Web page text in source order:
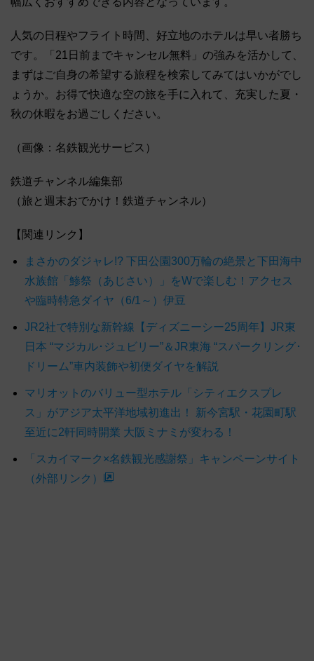
人気の日程やフライト時間、好立地のホテルは早い者勝ち
です。「21日前までキャンセル無料」の強みを活かして、
まずはご自身の希望する旅程を検索してみてはいかがでし
ょうか。お得で快適な空の旅を手に入れて、充実した夏・
秋の休暇をお過ごしください。
（画像：名鉄観光サービス）
鉄道チャンネル編集部
（旅と週末おでかけ！鉄道チャンネル）
【関連リンク】
まさかのダジャレ!? 下田公園300万輪の絶景と下田海中
水族館「鯵祭（あじさい）」をWで楽しむ！アクセス
や臨時特急ダイヤ（6/1～）伊豆
JR2社で特別な新幹線【ディズニーシー25周年】JR東
日本 “マジカル･ジュビリー”＆JR東海 “スパークリング･
ドリーム”車内装飾や初便ダイヤを解説
マリオットのバリュー型ホテル「シティエクスプレ
ス」がアジア太平洋地域初進出！ 新今宮駅・花園町駅
至近に2軒同時開業 大阪ミナミが変わる！
「スカイマーク×名鉄観光感謝祭」キャンペーンサイト
（外部リンク）